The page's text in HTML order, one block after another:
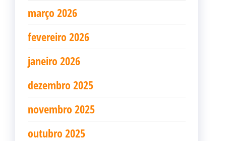
março 2026
fevereiro 2026
janeiro 2026
dezembro 2025
novembro 2025
outubro 2025